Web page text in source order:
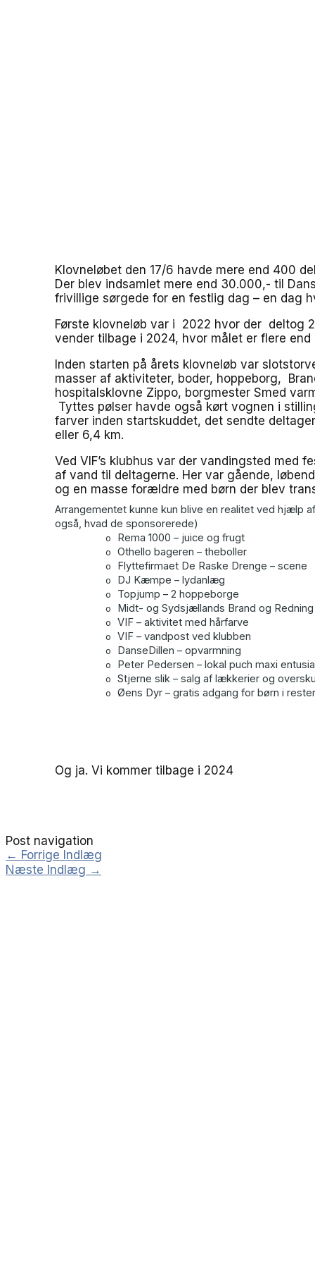
Klovneløbet den 17/6 havde mere end 400
Der blev indsamlet mere end 30.000,- til
frivillige sørgede for en festlig dag – en dag
Første klovneløb var i 2022 hvor der deltog
vender tilbage i 2024, hvor målet er flere
Inden starten på årets klovneløb var
masser af aktiviteter, boder, hoppeborg,
hospitalsklovne Zippo, borgmester Smed
Tyttes pølser havde også kørt vognen i
farver inden startskuddet, det sendte
eller 6,4 km.
Ved VIF’s klubhus var der vandingsted med
af vand til deltagerne. Her var gående,
og en masse forældre med børn der blev
Arrangementet kunne kun blive en realitet ved hjælp
også, hvad de sponsorerede)
o Rema 1000 – juice og frugt
o Othello bageren – theboller
o Flyttefirmaet De Raske Drenge – scene
o DJ Kæmpe – lydanlæg
o Topjump – 2 hoppeborge
o Midt- og Sydsjællands Brand og
o VIF – aktivitet med hårfarve
o VIF – vandpost ved klubben
o DanseDillen – opvarmning
o Peter Pedersen – lokal puch maxi
o Stjerne slik – salg af lækkerier og
o Øens Dyr – gratis adgang for børn i
Og ja. Vi kommer tilbage i 2024
Post navigation
← Forrige Indlæg
Næste Indlæg →